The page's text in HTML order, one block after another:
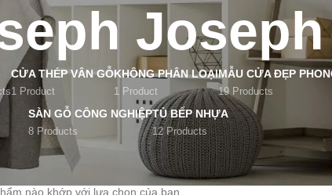
Joseph
CỬA THÉP VÂN GỖ
1 Product
KHÔNG PHÂN LOẠI
1 Product
MẪU CỬA ĐẸP
19 Products
SÀN GỖ CÔNG NGHIỆP
8 Products
TỦ BẾP NHỰA
12 Products
Joseph Joseph
nào khớp với lựa chọn của bạn.